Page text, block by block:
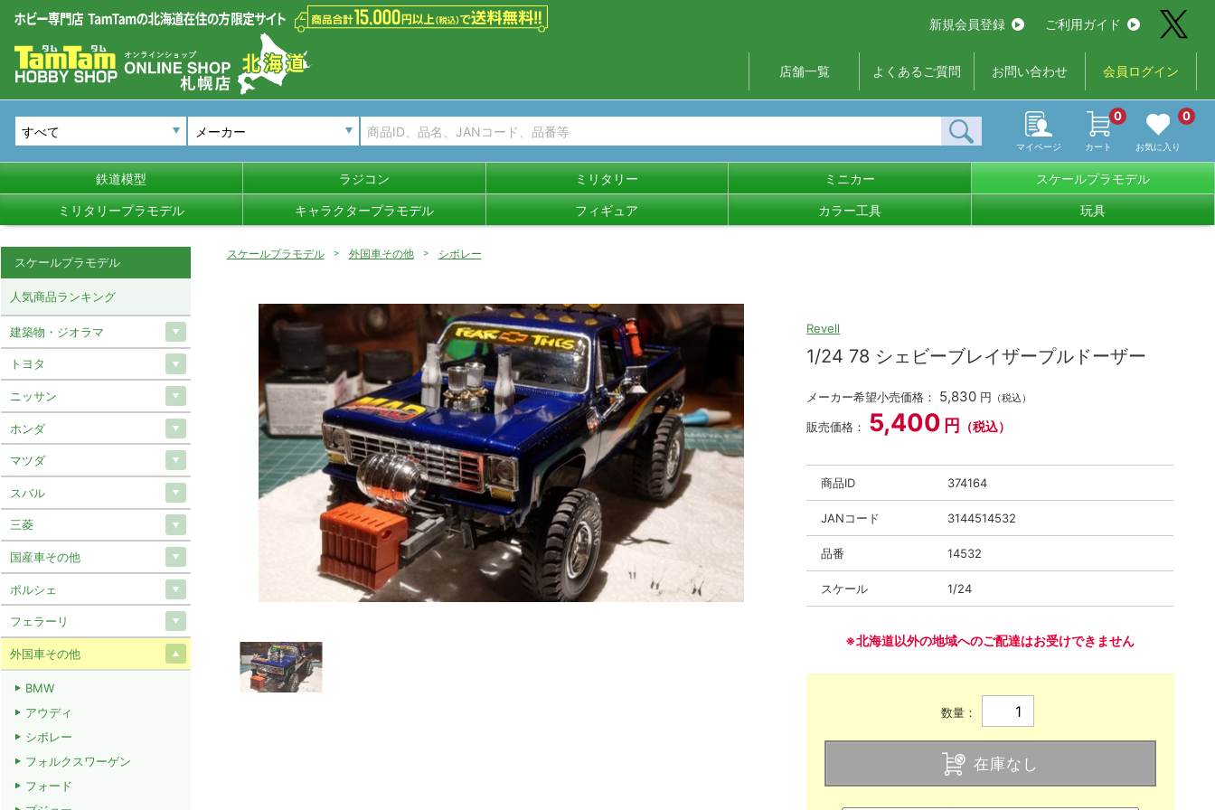
新規会員登録 ご利用ガイド
店舗一覧 よくあるご質問 お問い合わせ 会員ログイン
メーカー
マイページ カート
0
お気に入り
0
鉄道模型 ラジコン ミリタリー ミニカー スケールプラモデル
ミリタリープラモデル キャラクタープラモデル フィギュア カラー工具 玩具
スケールプラモデル 外国車その他 シボレー
Revell
1/24 78 シェビーブレイザープルドーザー
メーカー希望小売価格： 5,830 円 （税込）
販売価格： 5,400 円 （税込）
商品ID 374164
JANコード 3144514532
品番 14532
スケール 1/24
※北海道以外の地域へのご配達はお受けできません
数量：
在庫なし
スケールプラモデル
人気商品ランキング
建築物・ジオラマ
トヨタ
ニッサン
ホンダ
マツダ
スバル
三菱
国産車その他
ポルシェ
フェラーリ
外国車その他
BMW
アウディ
シボレー
フォルクスワーゲン
フォード